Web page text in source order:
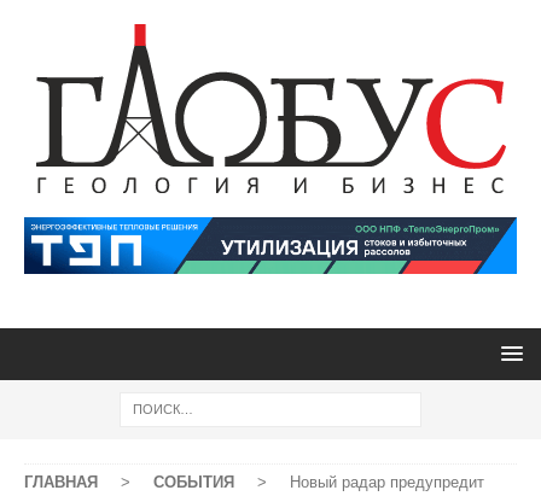
ГЛАВНАЯ > СОБЫТИЯ >
Новый радар предупредит